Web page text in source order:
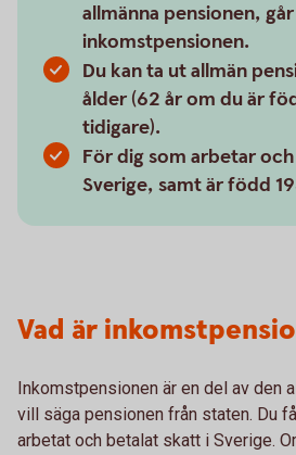
allmänna pensionen,
inkomstpensionen.
Du kan ta ut allmän
ålder (62 år om du är
tidigare).
För dig som arbetar
Sverige, samt är född
Vad är
Inkomstpensionen är en del av den
vill säga pensionen från staten. Du
arbetat och betalat skatt i Sverige.